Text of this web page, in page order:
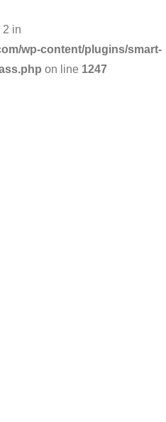
2 in
wp-content/plugins/smart-
on line 1247